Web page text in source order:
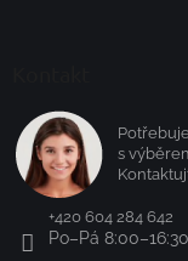
s
+420 604 284 642
Po–Pá 8:00–16:30